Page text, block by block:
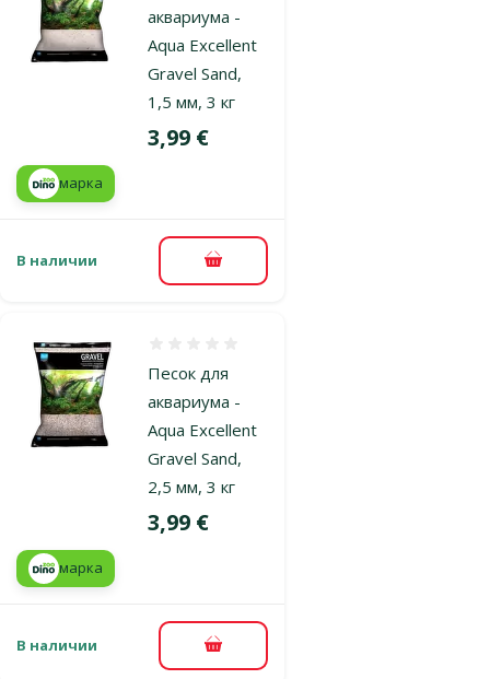
аквариума -
Aqua Excellent
Gravel Sand,
1,5 мм, 3 кг
Цена
3,99 €
марка
В наличии В корзину
Песок для
аквариума -
Aqua Excellent
Gravel Sand,
2,5 мм, 3 кг
Цена
3,99 €
марка
В наличии В корзину